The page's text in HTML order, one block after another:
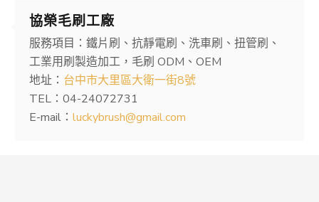
協榮毛刷工廠
服務項目：鐵片刷、抗靜電刷、洗車刷、扭管刷、
工業用刷製造加工，毛刷 ODM、OEM
地址： 台中市大里區大衛一街8號
TEL：04-24072731
E-mail：luckybrush@gmail.com